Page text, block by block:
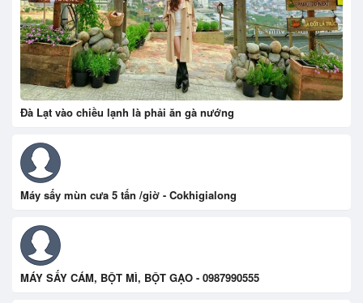
Đà Lạt vào chiều lạnh là phải ăn gà nướng
Máy sấy mùn cưa 5 tấn /giờ - Cokhigialong
MÁY SẤY CÁM, BỘT MÌ, BỘT GẠO - 0987990555